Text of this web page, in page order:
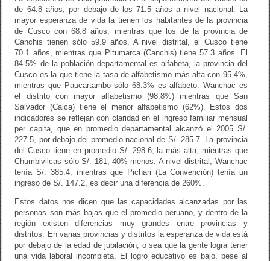
de 64.8 años, por debajo de los 71.5 años a nivel nacional. La
mayor esperanza de vida la tienen los habitantes de la provincia
de Cusco con 68.8 años, mientras que los de la provincia de
Canchis tienen sólo 59.9 años. A nivel distrital, el Cusco tiene
70.1 años, mientras que Pitumarca (Canchis) tiene 57.3 años. El
84.5% de la población departamental es alfabeta, la provincia del
Cusco es la que tiene la tasa de alfabetismo más alta con 95.4%,
mientras que Paucartambo sólo 68.3% es alfabeto. Wanchac es
el distrito con mayor alfabetismo (98.8%) mientras que San
Salvador (Calca) tiene el menor alfabetismo (62%). Estos dos
indicadores se reflejan con claridad en el ingreso familiar mensual
per capita, que en promedio departamental alcanzó el 2005 S/.
227.5, por debajo del promedio nacional de S/. 285.7. La provincia
del Cusco tiene en promedio S/. 298.6, la más alta, mientras que
Chumbivilcas sólo S/. 181, 40% menos. A nivel distrital, Wanchac
tenía S/. 385.4, mientras que Pichari (La Convención) tenía un
ingreso de S/. 147.2, es decir una diferencia de 260%.
Estos datos nos dicen que las capacidades alcanzadas por las
personas son más bajas que el promedio peruano, y dentro de la
región existen diferencias muy grandes entre provincias y
distritos. En varias provincias y distritos la esperanza de vida está
por debajo de la edad de jubilación, o sea que la gente logra tener
una vida laboral incompleta. El logro educativo es bajo, pese al